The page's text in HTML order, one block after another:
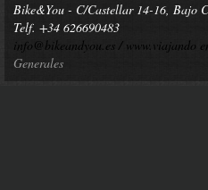
Bike&You - C/Castellar 14-16, Bajo
Telf. +34 626690483
info@bikeandyou.es / www.viajando
Generales